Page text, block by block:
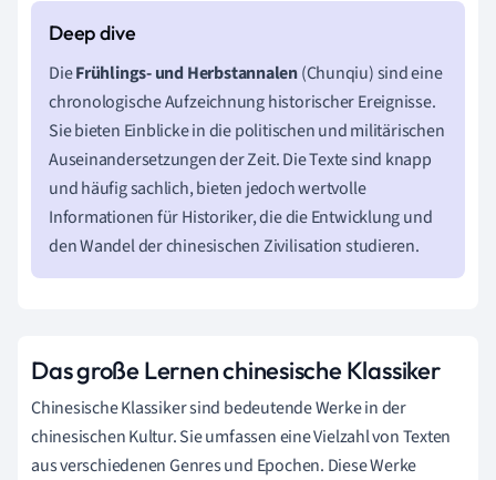
DieFrühlings- und Herbstannalen(Chunqiu) sind eine
chronologische Aufzeichnung historischer Ereignisse.
Sie bieten Einblicke in die politischen und militärischen
Auseinandersetzungen der Zeit. Die Texte sind knapp
und häufig sachlich, bieten jedoch wertvolle
Informationen für Historiker, die die Entwicklung und
den Wandel der chinesischen Zivilisation studieren.
Das große Lernen chinesische Klassiker
Chinesische Klassiker sind bedeutende Werke in der
chinesischen Kultur. Sie umfassen eine Vielzahl von Texten
aus verschiedenen Genres und Epochen. Diese Werke